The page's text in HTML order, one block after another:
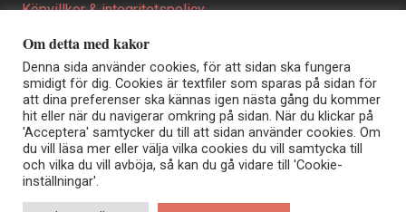
Köpvillkor & integritetspolicy
Att beställa ett personligt utformat konstverk
En personligare gåva
FAQ
Elisabeth Biström | Akvarellkonstnär | Norrtälje
Sjöängstorpet AB, org.nr 556373-5447
Om detta med kakor
Denna sida använder cookies, för att sidan ska fungera
smidigt för dig. Cookies är textfiler som sparas på sidan för
att dina preferenser ska kännas igen nästa gång du kommer
hit eller när du navigerar omkring på sidan. När du klickar på
'Acceptera' samtycker du till att sidan använder cookies. Om
du vill läsa mer eller välja vilka cookies du vill samtycka till
och vilka du vill avböja, så kan du gå vidare till 'Cookie-
inställningar'.